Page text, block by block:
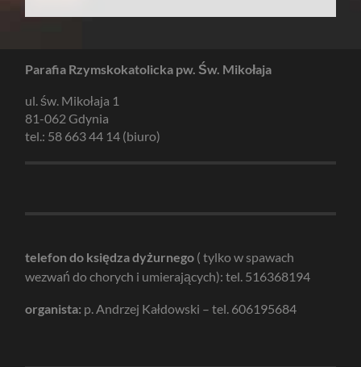
Parafia Rzymskokatolicka pw. Św. Mikołaja
ul. św. Mikołaja 1
81-062 Gdynia
tel.: 58 663 44 14 (biuro)
telefon do księdza dyżurnego ( tylko w spawach
wezwań do chorych i umierających): tel. 516368194
organista: p. Andrzej Kałdowski – tel. 606195684